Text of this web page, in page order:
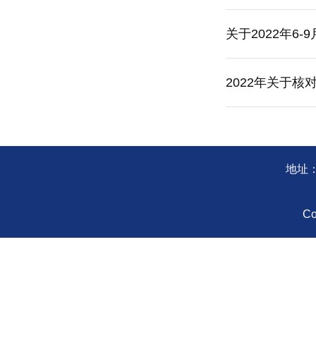
关于2022年6-9
2022年关于核
地址